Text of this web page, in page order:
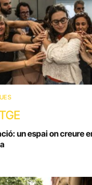
un espai on creure